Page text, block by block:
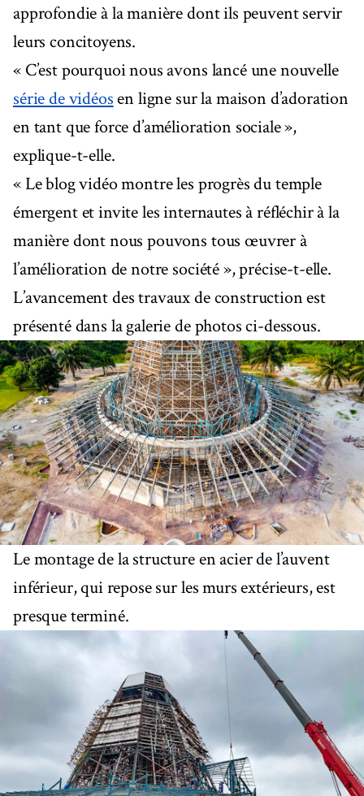
approfondie à la manière dont ils peuvent servir
leurs concitoyens.
« C’est pourquoi nous avons lancé une nouvelle
série de vidéosen ligne sur la maison d’adoration
en tant que force d’amélioration sociale »,
explique-t-elle.
« Le blog vidéo montre les progrès du temple
émergent et invite les internautes à réfléchir à la
manière dont nous pouvons tous œuvrer à
l’amélioration de notre société », précise-t-elle.
L’avancement des travaux de construction est
présenté dans la galerie de photos ci-dessous.
Le montage de la structure en acier de l’auvent
inférieur, qui repose sur les murs extérieurs, est
presque terminé.